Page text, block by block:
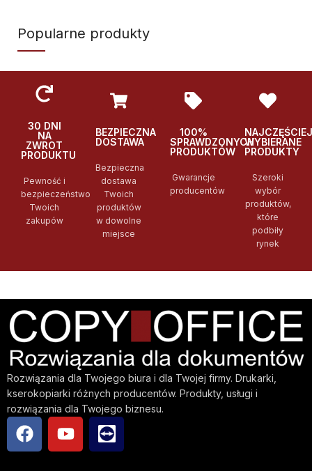
Popularne produkty
30 DNI
NA
ZWROT
PRODUKTU
Pewność i
bezpieczeństwo
Twoich
zakupów
BEZPIECZNA
DOSTAWA
Bezpieczna
dostawa
Twoich
produktów
w dowolne
miejsce
100%
SPRAWDZONYCH
PRODUKTÓW
Gwarancje
producentów
NAJCZĘŚCIEJ
WYBIERANE
PRODUKTY
Szeroki
wybór
produktów,
które
podbiły
rynek
Rozwiązania dla Twojego biura i dla Twojej firmy. Drukarki,
kserokopiarki różnych producentów. Produkty, usługi i
rozwiązania dla Twojego biznesu.